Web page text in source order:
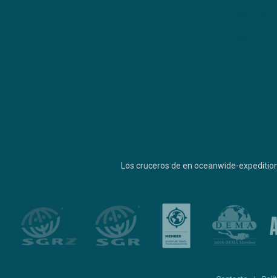
Los cruceros de en oceanwide-